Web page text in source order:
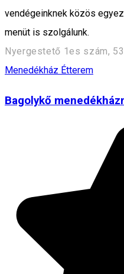
vendégeinknek közös
menüt is szolgálunk.
Nyergestető 1es szám,
Menedékház Étterem
Bagolykő